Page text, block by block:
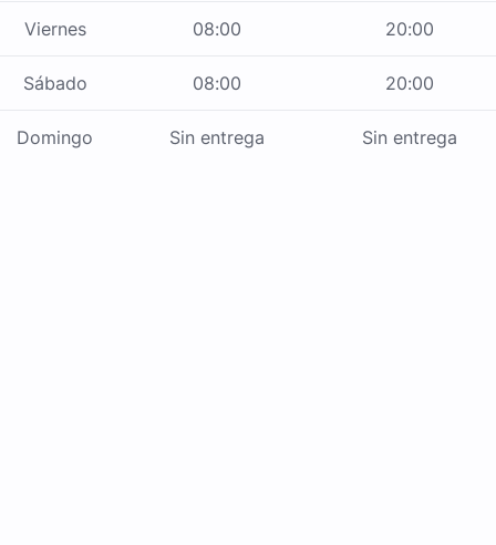
Viernes 08:00 20:00
Sábado 08:00 20:00
Domingo Sin entrega Sin entrega